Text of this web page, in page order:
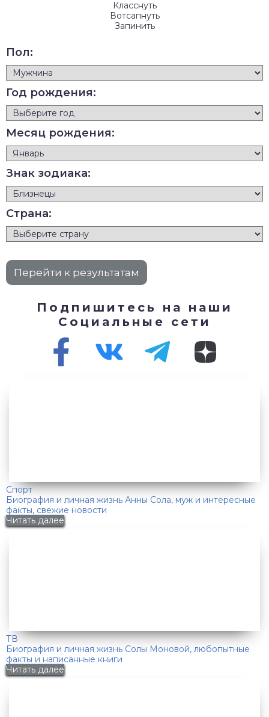
Класснуть
Вотсапнуть
Запинить
Пол:
Год рождения:
Месяц рождения:
Знак зодиака:
Страна:
Подпишитесь на наши
Социальные сети
Спорт
Биография и личная жизнь Анны Сола, муж и интересные
факты, свежие новости
Читать далее
ТВ
Биография и личная жизнь Солы Моновой, любопытные
факты и написанные книги
Читать далее